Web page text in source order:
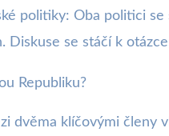
politiky: Oba politici
Diskuse se stáčí k
Republiku?
dvěma klíčovými členy